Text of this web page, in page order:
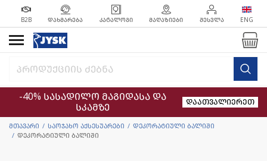
B2B ᲓᲐᲮᲛᲐᲠᲔᲑᲐ ᲙᲐᲢᲐᲚᲝᲒᲘ ᲛᲐᲦᲐᲖᲘᲔᲑᲘ ᲨᲔᲡᲕᲚᲐ ENG
-40% სასადილო მაგიდასა და
სკამზე
დაათვალიერეთ
მთავარი საოჯახო აქსესუარები
დეკორატიული ბალიში
დეკორატიული ბალიში